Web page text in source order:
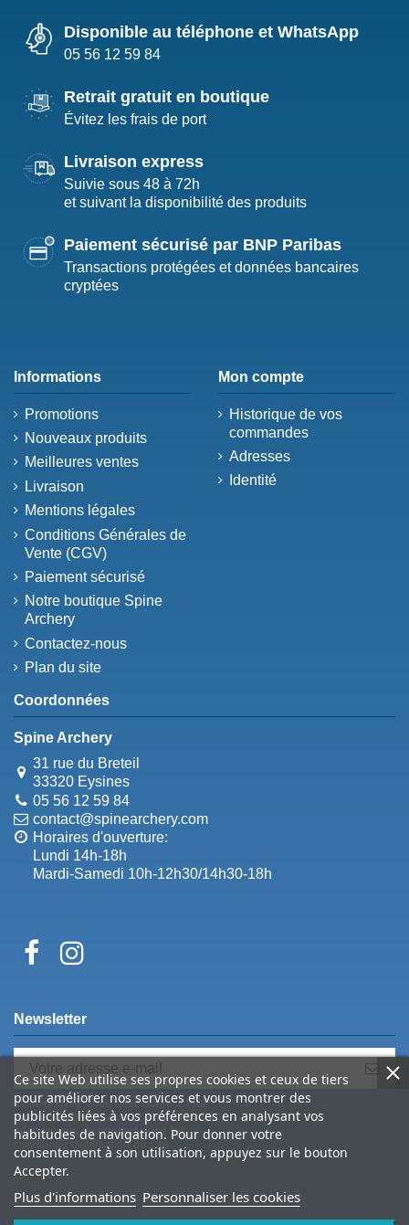
Disponible au téléphone et WhatsApp
05 56 12 59 84
Retrait gratuit en boutique
Évitez les frais de port
Livraison express
Suivie sous 48 à 72h
et suivant la disponibilité des produits
Paiement sécurisé par BNP Paribas
Transactions protégées et données bancaires
cryptées
Informations
Promotions
Nouveaux produits
Meilleures ventes
Livraison
Mentions légales
Conditions Générales de
Vente (CGV)
Paiement sécurisé
Notre boutique Spine
Archery
Contactez-nous
Plan du site
Mon compte
Historique de vos
commandes
Adresses
Identité
Coordonnées
Spine Archery
31 rue du Breteil
33320 Eysines
05 56 12 59 84
contact@spinearchery.com
Horaires d'ouverture:
Lundi 14h-18h
Mardi-Samedi 10h-12h30/14h30-18h
Ce site Web utilise ses propres cookies et ceux de tiers
pour améliorer nos services et vous montrer des
publicités liées à vos préférences en analysant vos
habitudes de navigation. Pour donner votre
consentement à son utilisation, appuyez sur le bouton
Accepter.
Plus d'informations Personnaliser les cookies
Newsletter
Vous pouvez vous désinscrire à tout
moment. Vous trouverez pour cela nos
informations de contact dans les
conditions d'utilisation du site.